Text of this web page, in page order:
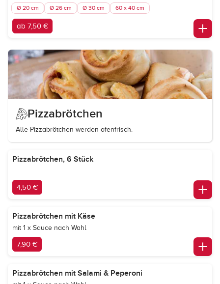
Ø 20 cm Ø 26 cm Ø 30 cm 60 x 40 cm
ab 7,50 €
Pizzabrötchen
Alle Pizzabrötchen werden ofenfrisch.
Pizzabrötchen, 6 Stück
4,50 €
Pizzabrötchen mit Käse
mit 1 x Sauce nach Wahl
7,90 €
Pizzabrötchen mit Salami & Peperoni